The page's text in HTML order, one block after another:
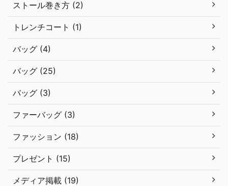
ストール巻き方 (2)
トレンチコート (1)
バッグ (4)
バッグ (25)
バッグ (3)
ファーバッグ (3)
ファッション (18)
プレゼント (15)
メディア掲載 (19)